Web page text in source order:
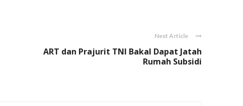
Next Article
ART dan Prajurit TNI Bakal Dapat Jatah
Rumah Subsidi